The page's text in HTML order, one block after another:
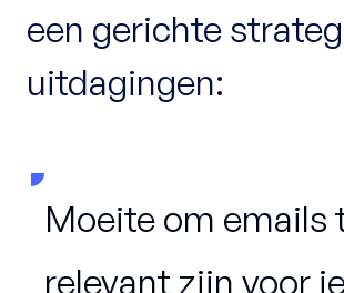
een gerichte
uitdagingen:
Moeite om emails
relevant zijn voor